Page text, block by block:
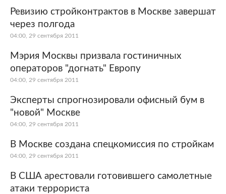
Ревизию стройконтрактов в Москве завершат
через полгода
04:00, 29 сентября 2011
Мэрия Москвы призвала гостиничных
операторов "догнать" Европу
04:00, 29 сентября 2011
Эксперты спрогнозировали офисный бум в
"новой" Москве
04:00, 29 сентября 2011
В Москве создана спецкомиссия по стройкам
04:00, 29 сентября 2011
В США арестовали готовившего самолетные
атаки террориста